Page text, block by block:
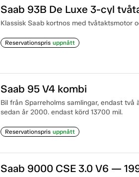
Saab 93B De Luxe 3-cyl
Klassisk Saab kortnos med tvåtaktsmotor
Reservationspris uppnått
Saab 95 V4 kombi
Bil från Sparreholms samlingar, endast två
sedan år 2000. endast körd 13700 mil.
Reservationspris uppnått
Saab 9000 CSE 3.0 V6 —